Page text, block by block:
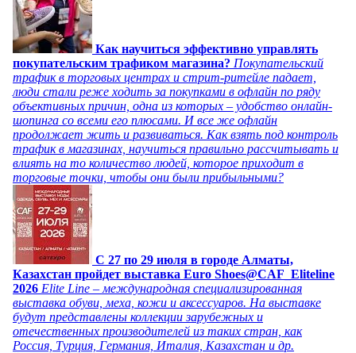
Как научиться эффективно управлять
покупательским трафиком магазина? Покупательский
трафик в торговых центрах и стрит-ритейле падает,
люди стали реже ходить за покупками в офлайн по ряду
объективных причин, одна из которых – удобство онлайн-
шопинга со всеми его плюсами. И все же офлайн
продолжает жить и развиваться. Как взять под контроль
трафик в магазинах, научиться правильно рассчитывать и
влиять на то количество людей, которое приходит в
торговые точки, чтобы они были прибыльными?
C 27 по 29 июля в городе Алматы,
Казахстан пройдет выставка Euro Shoes@CAF_Eliteline
2026 Elite Line – международная специализированная
выставка обуви, меха, кожи и аксессуаров. На выставке
будут представлены коллекции зарубежных и
отечественных производителей из таких стран, как
Россия, Турция, Германия, Италия, Казахстан и др.